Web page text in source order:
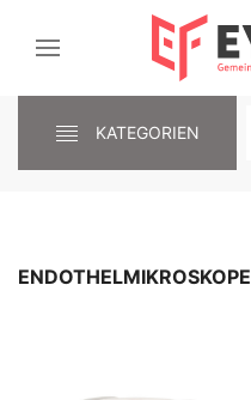
KATEGORIEN
ENDOTHELMIKROSKOPE